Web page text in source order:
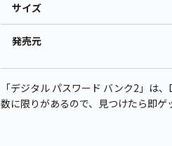
サイズ
発売元
「デジタル パスワード バンク2」は
数に限りがあるので、見つけたら即ゲ